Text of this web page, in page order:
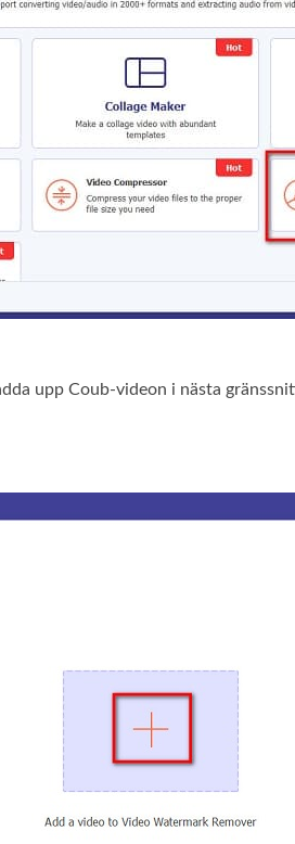
upp Coub‑videon i nästa